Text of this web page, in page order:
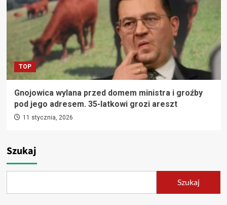
TOP
Gnojowica wylana przed domem ministra i groźby
pod jego adresem. 35-latkowi grozi areszt
11 stycznia, 2026
Szukaj
Szukaj